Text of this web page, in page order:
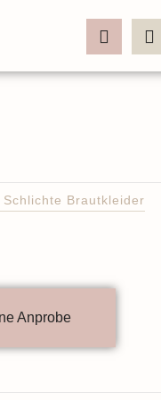
Über uns
Schlichte Brautkleider
Anprobe